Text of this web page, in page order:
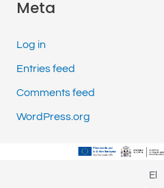
Meta
Log in
Entries feed
Comments feed
WordPress.org
El